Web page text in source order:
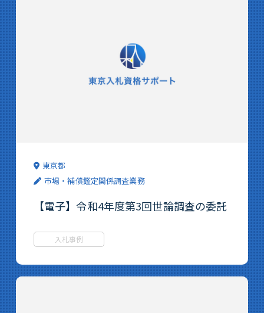
東京都
市場・補償鑑定関係調査業務
【電子】令和4年度第3回世論調査の委託
入札事例